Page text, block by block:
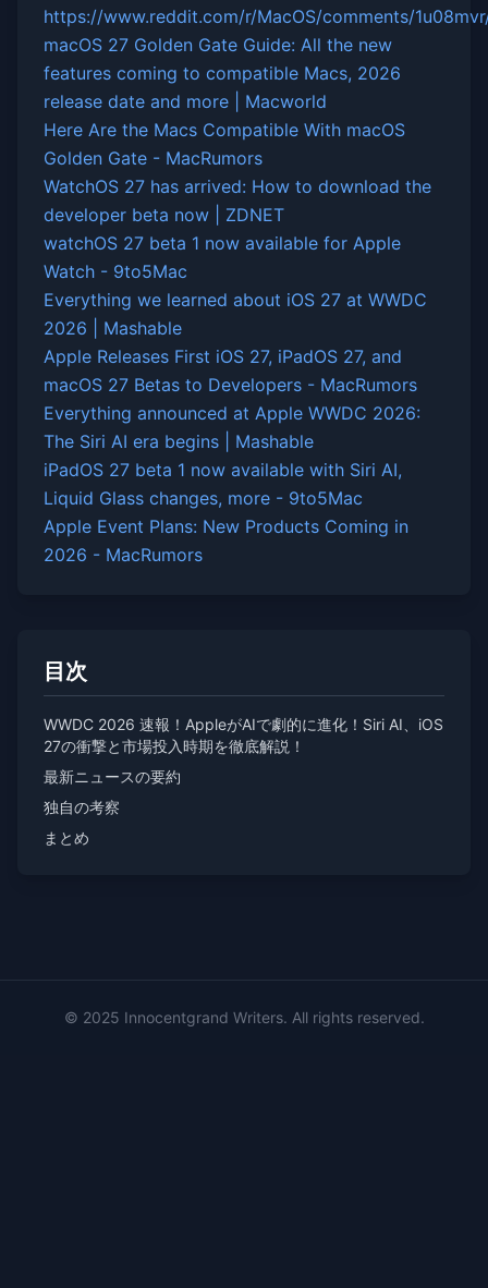
https://www.reddit.com/r/MacOS/comments/
macOS 27 Golden Gate Guide: All the new
features coming to compatible Macs, 2026
release date and more | Macworld
Here Are the Macs Compatible With macOS
Golden Gate - MacRumors
WatchOS 27 has arrived: How to download the
developer beta now | ZDNET
watchOS 27 beta 1 now available for Apple
Watch - 9to5Mac
Everything we learned about iOS 27 at WWDC
2026 | Mashable
Apple Releases First iOS 27, iPadOS 27, and
macOS 27 Betas to Developers - MacRumors
Everything announced at Apple WWDC 2026:
The Siri AI era begins | Mashable
iPadOS 27 beta 1 now available with Siri AI,
Liquid Glass changes, more - 9to5Mac
Apple Event Plans: New Products Coming in
2026 - MacRumors
目次
WWDC 2026 速報！AppleがAIで劇的に進化！Siri AI、iOS
27の衝撃と市場投入時期を徹底解説！
最新ニュースの要約
独自の考察
まとめ
© 2025 Innocentgrand Writers. All rights reserved.